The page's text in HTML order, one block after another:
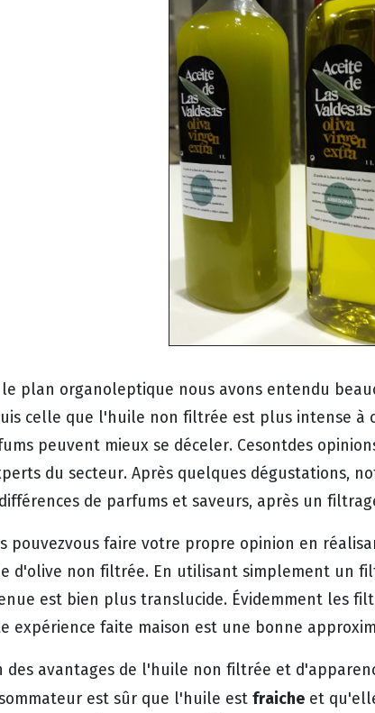
plan organoleptique nous avons entendu
celle que l'huile non filtrée est plus intense
peuvent mieux se déceler. Cesontdes
du secteur. Après quelques dégustations,
de parfums et saveurs, après un
pouvezvous faire votre propre opinion en
d'olive non filtrée. En utilisant simplement un
est bien plus translucide. Évidemment les
expérience faite maison est une bonne
des avantages de l'huile non filtrée et
est sûr que l'huile est fraiche et